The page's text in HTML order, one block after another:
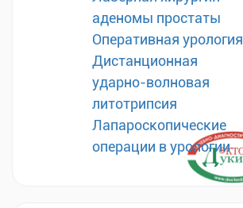
аденомы простаты
Оперативная урология
Дистанционная
ударно-волновая
литотрипсия
Лапароскопические
операции в урологии